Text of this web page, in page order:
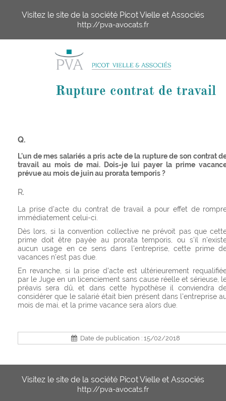
Visitez le site de la société Picot Vielle et Associés
http://pva-avocats.fr
Rupture contrat de travail
Q.
L'un de mes salariés a pris acte de la rupture de son contrat
travail au mois de mai. Dois-je lui payer la prime
prévue au mois de juin au prorata temporis ?
R.
La prise d'acte du contrat de travail a pour effet de
immédiatement celui-ci.
Dès lors, si la convention collective ne prévoit pas que
prime doit être payée au prorata temporis, ou s'il
aucun usage en ce sens dans l'entreprise, cette prime
vacances n'est pas due.
En revanche, si la prise d'acte est ultérieurement
par le Juge en un licenciement sans cause réelle et sérieuse,
préavis sera dû, et dans cette hypothèse il conviendra
considérer que le salarié était bien présent dans l'entreprise
mois de mai, et la prime vacance sera alors due.
Date de publication : 15/02/2018
Visitez le site de la société Picot Vielle et Associés
http://pva-avocats.fr